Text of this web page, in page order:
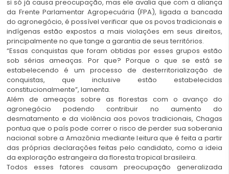
si só já causa preocupação, mas ele avalia que com a aliança
da Frente Parlamentar Agropecuária (FPA), ligada a bancada
do agronegócio, é possível verificar que os povos tradicionais e
indígenas estão expostos a mais violações em seus direitos,
principalmente no que tange a garantia de seus territórios.
“Essas conquistas que foram obtidas por esses grupos estão
sob sérias ameaças. Por que? Porque o que se está se
estabelecendo é um processo de desterritorialização de
conquistas, que inclusive estão estabelecidas
constitucionalmente”, lamenta.
Além de ameaças sobre as florestas com o avanço do
agronegócio podendo contribuir no aumento do
desmatamento e da violência aos povos tradicionais, Chagas
pontua que o país pode correr o risco de perder sua soberania
nacional sobre a Amazônia mediante leitura que é feita a partir
das próprias declarações feitas pelo candidato, como a ideia
da exploração estrangeira da floresta tropical brasileira.
Todos esses fatores causam preocupação generalizada